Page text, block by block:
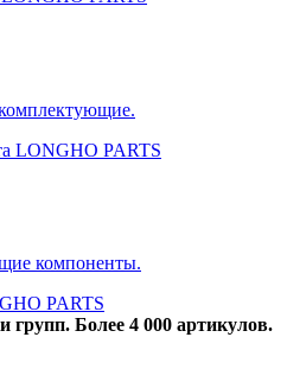
компоненты.
групп. Более 4 000 артикулов.